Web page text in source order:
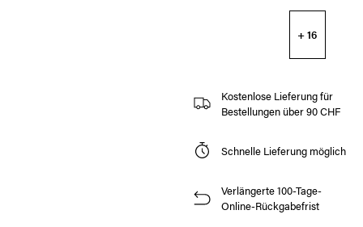
+ 16
Kostenlose Lieferung für
Bestellungen über 90 CHF
Schnelle Lieferung möglich
Verlängerte 100-Tage-
Online-Rückgabefrist